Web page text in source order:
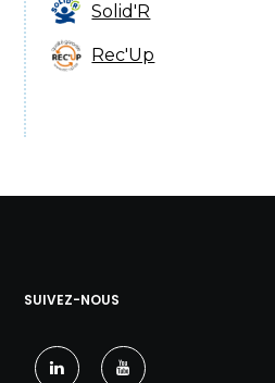
Solid'R
Rec'Up
SUIVEZ-NOUS